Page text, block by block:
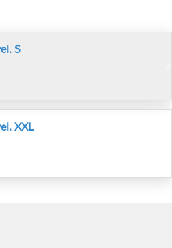
S
XXL